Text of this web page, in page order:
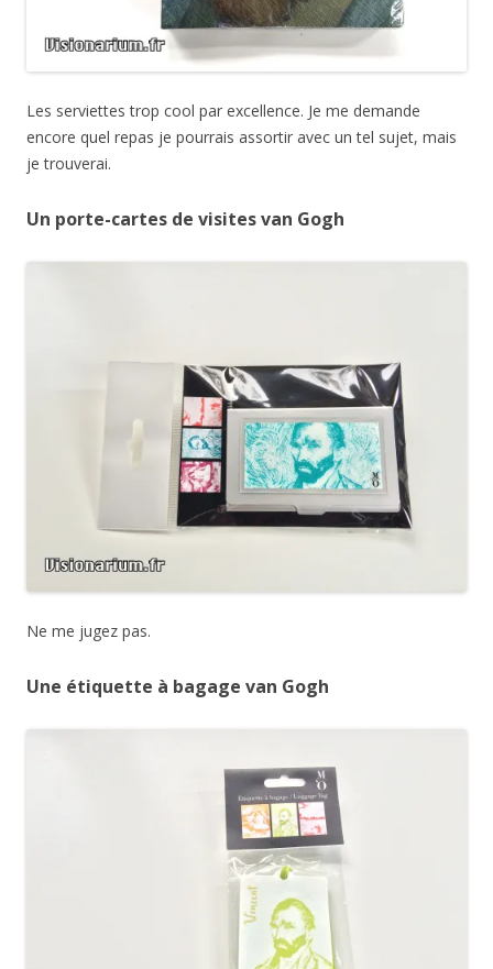
Les serviettes trop cool par excellence. Je me demande
encore quel repas je pourrais assortir avec un tel sujet, mais
je trouverai.
Un porte-cartes de visites van Gogh
Ne me jugez pas.
Une étiquette à bagage van Gogh